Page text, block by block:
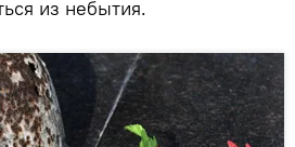
из небытия.